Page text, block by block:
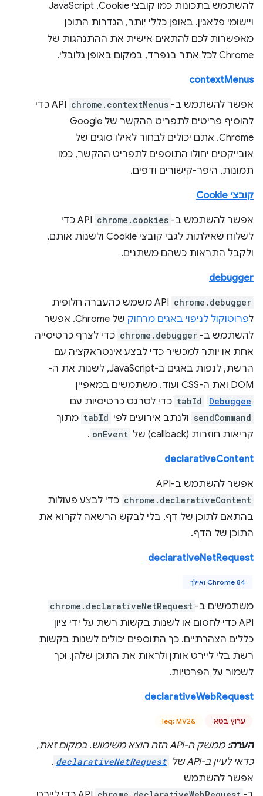
להשתמש בתכונות כמו קובצי Cookie,‏ JavaScript
ויישומי פלאגין. באופן כללי יותר, הגדרות התוכן
מאפשרות לכם להתאים אישית את ההתנהגות של
Chrome לכל אתר בנפרד, במקום באופן גלובלי.
contextMenus
אפשר להשתמש ב- chrome.contextMenus
API כדי
להוסיף פריטים לתפריט ההקשר של Google
Chrome. אתם יכולים לבחור לאילו סוגים של
אובייקטים יחולו התוספים לתפריט ההקשר, כמו
תמונות, היפר-קישורים ודפים.
קובצי Cookie
אפשר להשתמש ב- chrome.cookies
API כדי
לשלוח שאילתות לגבי קובצי Cookie ולשנות אותם,
ולקבל התראות כשהם משתנים.
debugger
chrome.debugger
API משמש כהעברה חלופית
לפרוטוקול לניפוי באגים מרחוק
של Chrome. אפשר
להשתמש ב- chrome.debugger כדי לצרף כרטיסייה
אחת או יותר למכשיר כדי לבצע אינטראקציה עם
הרשת, לנפות באגים ב-JavaScript, לשנות את ה-
DOM ואת ה-CSS ועוד. משתמשים במאפיין
Debuggee
tabId כדי לטרגט כרטיסיות עם
sendCommand ולנתב אירועים לפי tabId מתוך
קריאות חוזרות (callback) של
onEvent
.
declarativeContent
אפשר להשתמש ב-API‏
chrome.declarativeContent כדי לבצע פעולות
בהתאם לתוכן של דף, בלי לבקש הרשאה לקרוא את
התוכן של הדף.
declarativeNetRequest
Chrome 84 ואילך
משתמשים ב- chrome.declarativeNetRequest
API כדי לחסום או לשנות בקשות רשת על ידי ציון
כללים הצהרתיים. כך התוספים יכולים לשנות בקשות
רשת בלי ליירט אותן ולראות את התוכן שלהן, וכך
לשמור על הפרטיות.
declarativeWebRequest
ערוץ בטא ‫&leq; MV2
הערה:
ממשק ה-API הזה הוצא משימוש. במקום זאת,
כדאי לעיין ב-API של
declarativeNetRequest
.
אפשר להשתמש